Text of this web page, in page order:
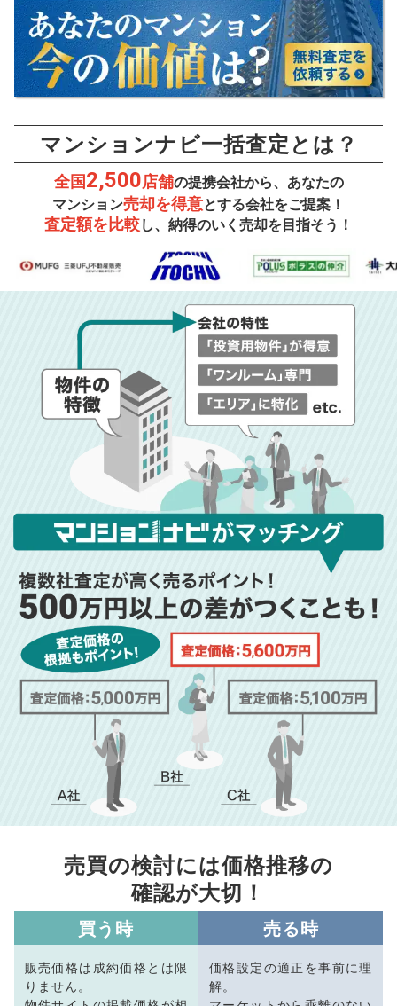
マンションナビ一括査定とは？
全国2,500店舗の提携会社から、あなたの
マンション売却を得意とする会社をご提案！
査定額を比較し、納得のいく売却を目指そう！
売買の検討には価格推移の
確認が大切！
買う時
販売価格は成約価格とは限
りません。
売る時
価格設定の適正を事前に理
解。